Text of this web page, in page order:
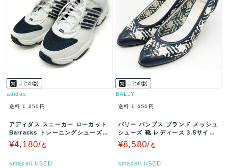
adidas
送料:1,650円
アディダス スニーカー ローカット
Barracks トレーニングシューズ
靴 白 メンズ 26サイ…
¥4,180/点
smasell.USED
BALLY
送料:1,650円
バリー パンプス ブランド メッシュ
シューズ 靴 レディース 3.5サイズ
ネイビー BALLY …
¥8,580/点
smasell.USED